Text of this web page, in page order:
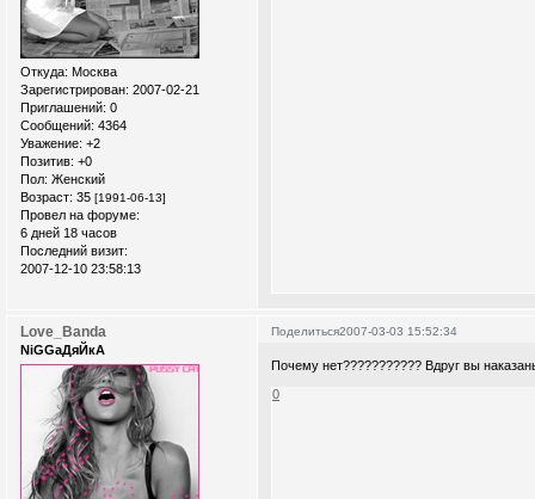
Откуда: Москва
Зарегистрирован: 2007-02-21
Приглашений: 0
Сообщений: 4364
Уважение: +2
Позитив: +0
Пол: Женский
Возраст: 35 [1991-06-13]
Провел на форуме:
6 дней 18 часов
Последний визит:
2007-12-10 23:58:13
Поделиться2007-03-03 15:52:34
Love_Banda
NiGGaДяЙкА
Почему нет??????????? Вдруг вы
0